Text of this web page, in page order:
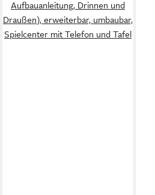
Aufbauanleitung, Drinnen und
Draußen), erweiterbar, umbaubar,
Spielcenter mit Telefon und Tafel